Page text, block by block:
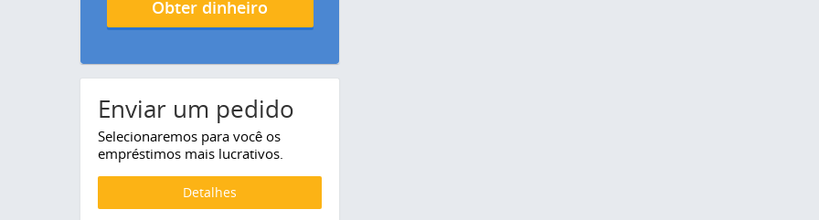
Obter dinheiro
Enviar um pedido
Selecionaremos para você os
empréstimos mais lucrativos.
Detalhes